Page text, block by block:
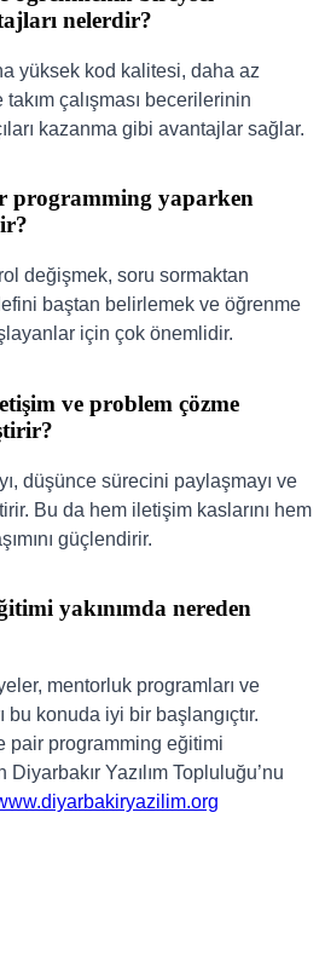
nelerdir?
yüksek kod kalitesi, daha az
çalışması becerilerinin
kazanma gibi avantajlar sağlar.
programming yaparken
değişmek, soru sormaktan
baştan belirlemek ve öğrenme
için çok önemlidir.
ve problem çözme
düşünce sürecini paylaşmayı ve
Bu da hem iletişim kaslarını hem
güçlendirir.
yakınımda nereden
mentorluk programları ve
bu konuda iyi bir başlangıçtır.
pair programming eğitimi
Diyarbakır Yazılım Topluluğu’nu